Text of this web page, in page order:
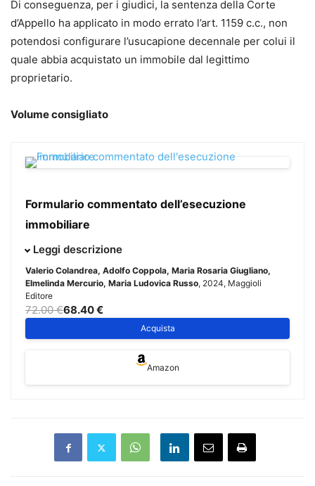
Di conseguenza, per i giudici, la sentenza della Corte
d’Appello ha applicato in modo errato l’art. 1159 c.c., non
potendosi configurare l’usucapione decennale per colui il
quale abbia acquistato un immobile dal legittimo
proprietario.
Volume consigliato
Formulario commentato dell’esecuzione
immobiliare
Il testo, aggiornato alla recente Riforma Cartabia - che ha
della vendita, della delega e del progetto di distribuzione -
e alle ultime novità normative e giurisprudenziali, raccoglie
100 formule, suddivise per argomento, ciascuna corredata
di riferimenti normativi e un commento ragionato con la
giurisprudenza più utile
vent’anni da un rivolgimento normativo incessante, che
rende pertanto necessario un tentativo di «sistemazione»
Leggi descrizione
Valerio Colandrea, Adolfo Coppola, Maria Rosaria Giugliano,
Elmelinda Mercurio, Maria Ludovica Russo, 2024, Maggioli
Editore
72.00 €68.40 €
Acquista
Amazon